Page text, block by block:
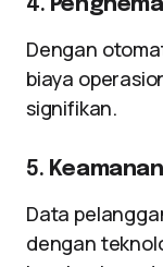
4.
Dengan
biaya
signifikan.
5.
Data
dengan